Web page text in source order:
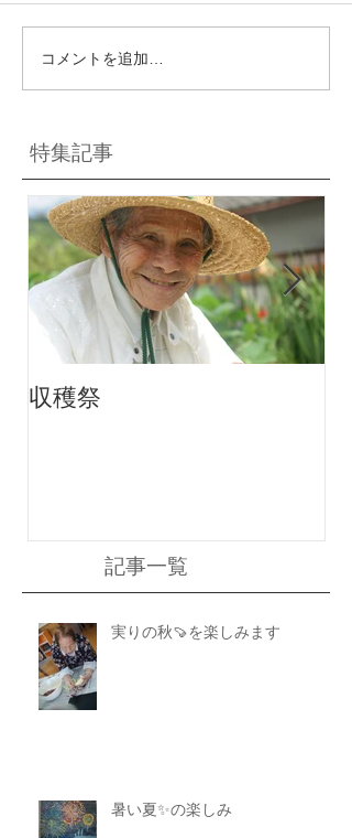
特集記事
記事一覧
コメントを追加…
収穫祭
実りの秋🍠を楽しみます
暑い夏✨の楽しみ